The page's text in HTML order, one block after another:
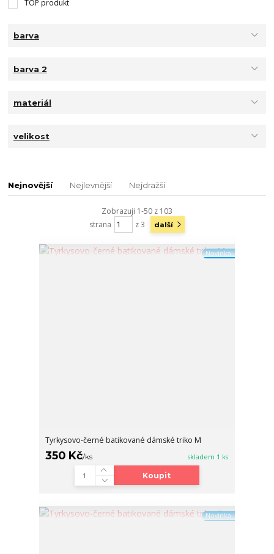
TOP produkt
barva
barva 2
materiál
velikost
Nejnovější Nejlevnější Nejdražší
Zobrazuji 1-50 z 103
strana
z 3 další
Novinka
Tyrkysovo-černé batikované dámské triko M
350 Kč/ks skladem 1 ks
Koupit
Novinka